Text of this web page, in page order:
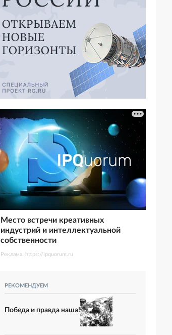
Место встречи креативных
индустрий и интеллектуальной
собственности
Реклама. https://ipquorum.ru
РЕКОМЕНДУЕМ
Победа и правда наша!